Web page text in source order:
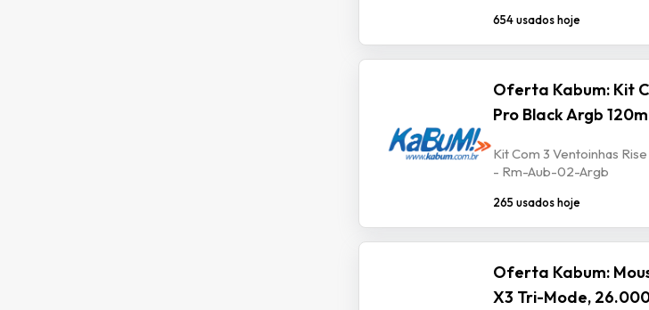
654 usados hoje
Oferta Kabum: Kit
Pro Black Argb
Kit Com 3 Ventoinhas
- Rm-Aub-02-Argb
265 usados hoje
Oferta Kabum:
X3 Tri-Mode,